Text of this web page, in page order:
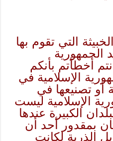
التي تقوم بها
الجمهورية
أخطأتم بأنكم
الإسلامية في
أو تصنيعها في
الإسلامية ليست
الكبيرة عندها
بمقدور أحد أن
الذرية لكانت